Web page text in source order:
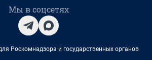
Мы в соцсетях
Роскомнадзора и государственных органов